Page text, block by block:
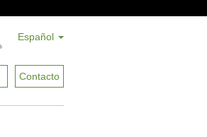
Español
Contacto